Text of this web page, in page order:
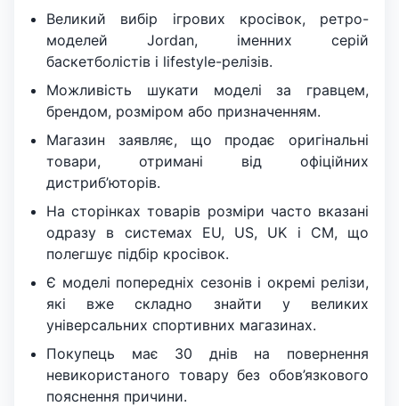
Великий вибір ігрових кросівок, ретро-
моделей Jordan, іменних серій
баскетболістів і lifestyle-релізів.
Можливість шукати моделі за гравцем,
брендом, розміром або призначенням.
Магазин заявляє, що продає оригінальні
товари, отримані від офіційних
дистриб’юторів.
На сторінках товарів розміри часто вказані
одразу в системах EU, US, UK і CM, що
полегшує підбір кросівок.
Є моделі попередніх сезонів і окремі релізи,
які вже складно знайти у великих
універсальних спортивних магазинах.
Покупець має 30 днів на повернення
невикористаного товару без обов’язкового
пояснення причини.